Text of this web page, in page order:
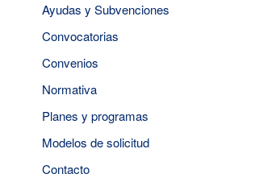
Ayudas y Subvenciones
Convocatorias
Convenios
Normativa
Planes y programas
Modelos de solicitud
Contacto